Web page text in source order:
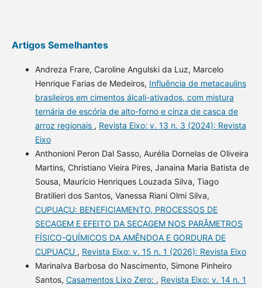
Artigos Semelhantes
Andreza Frare, Caroline Angulski da Luz, Marcelo
Henrique Farias de Medeiros, Influência de metacaulins
brasileiros em cimentos álcali-ativados, com mistura
ternária de escória de alto-forno e cinza de casca de
arroz regionais , Revista Eixo: v. 13 n. 3 (2024): Revista
Eixo
Anthonioni Peron Dal Sasso, Aurélia Dornelas de Oliveira
Martins, Christiano Vieira Pires, Janaina Maria Batista de
Sousa, Maurício Henriques Louzada Silva, Tiago
Bratilieri dos Santos, Vanessa Riani Olmi Silva,
CUPUAÇU: BENEFICIAMENTO, PROCESSOS DE
SECAGEM E EFEITO DA SECAGEM NOS PARÂMETROS
FÍSICO-QUÍMICOS DA AMÊNDOA E GORDURA DE
CUPUAÇU , Revista Eixo: v. 15 n. 1 (2026): Revista Eixo
Marinalva Barbosa do Nascimento, Simone Pinheiro
Santos, Casamentos Lixo Zero: , Revista Eixo: v. 14 n. 1